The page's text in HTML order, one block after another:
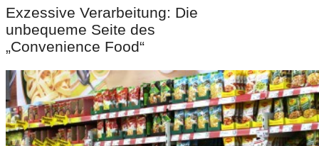
Exzessive Verarbeitung: Die
unbequeme Seite des
„Convenience Food“